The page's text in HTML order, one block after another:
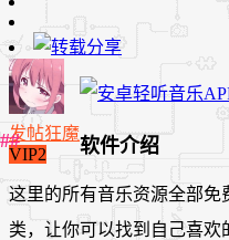
发帖狂魔
VIP2
软件介绍
这里的所有音乐资源全部免
类，让你可以找到自己喜欢